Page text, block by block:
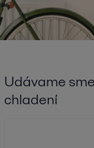
Udávame
chladení